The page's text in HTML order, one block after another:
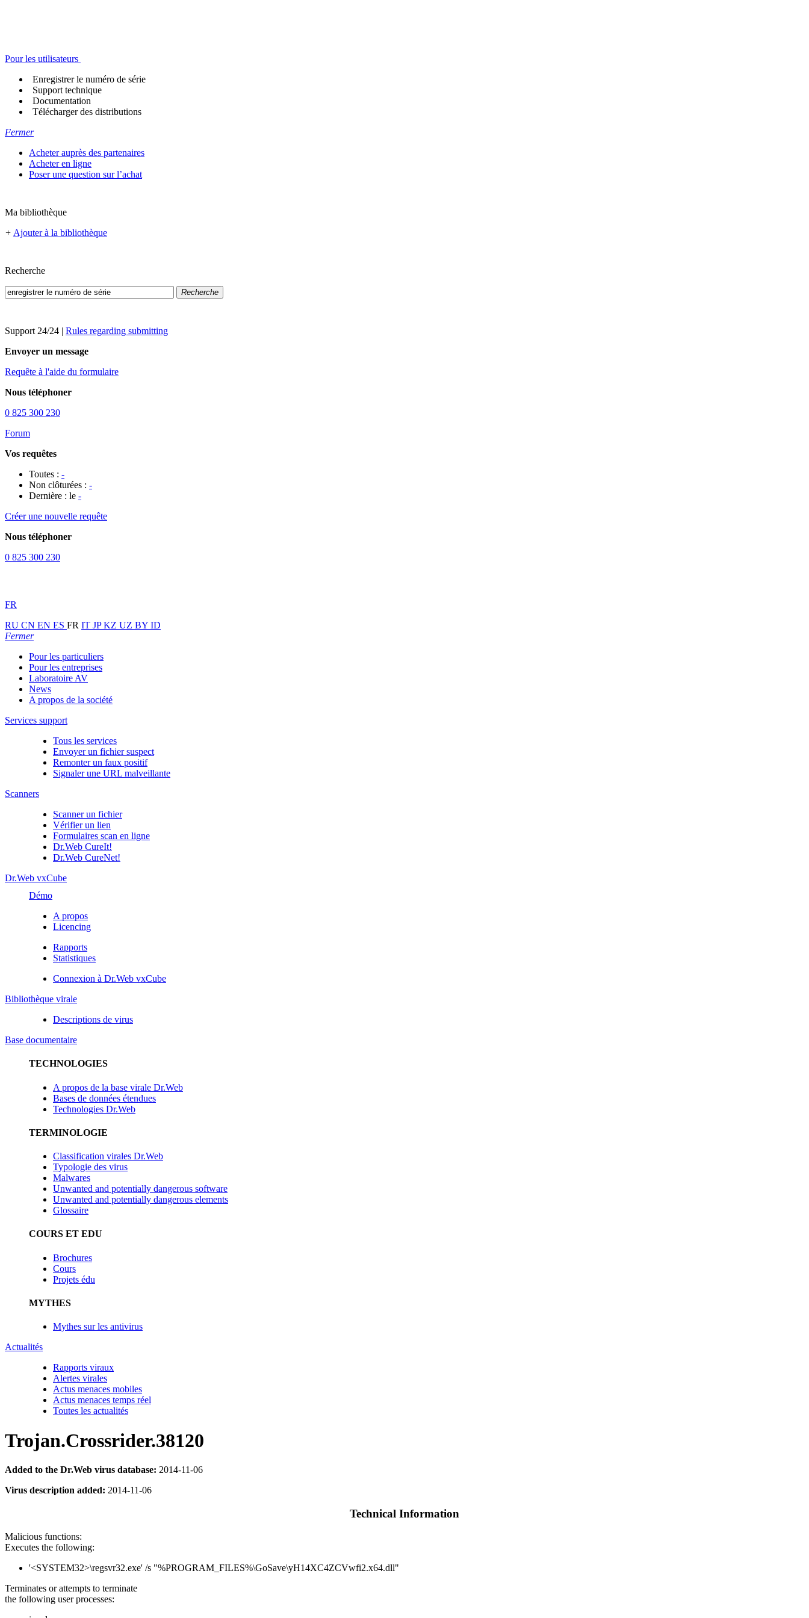
Pour les utilisateurs
Enregistrer le numéro de série
Support technique
Documentation
Télécharger des distributions
Fermer
Acheter auprès des partenaires
Acheter en ligne
Poser une question sur l’achat
Ma bibliothèque
+ Ajouter à la bibliothèque
Recherche
Recherche
Support 24/24 | Rules regarding submitting
Envoyer un message
Requête à l'aide du formulaire
Nous téléphoner
0 825 300 230
Forum
Vos requêtes
Toutes : -
Non clôturées : -
Dernière : le -
Créer une nouvelle requête
Nous téléphoner
0 825 300 230
FR
RU CN EN ES FR IT JPKZ UZ BY ID
Fermer
Pour les particuliers
Pour les entreprises
Laboratoire AV
News
A propos de la société
Services support
Tous les services
Envoyer un fichier suspect
Remonter un faux positif
Signaler une URL malveillante
Scanners
Scanner un fichier
Vérifier un lien
Formulaires scan en ligne
Dr.Web CureIt!
Dr.Web CureNet!
Dr.Web vxCube
Démo
A propos
Licencing
Rapports
Statistiques
Connexion à Dr.Web vxCube
Bibliothèque virale
Descriptions de virus
Base documentaire
TECHNOLOGIES
A propos de la base virale Dr.Web
Bases de données étendues
Technologies Dr.Web
TERMINOLOGIE
Classification virales Dr.Web
Typologie des virus
Malwares
Unwanted and potentially dangerous software
Unwanted and potentially dangerous elements
Glossaire
COURS ET EDU
Brochures
Cours
Projets édu
MYTHES
Mythes sur les antivirus
Actualités
Rapports viraux
Alertes virales
Actus menaces mobiles
Actus menaces temps réel
Toutes les actualités
Trojan.Crossrider.38120
Added to the Dr.Web virus database: 2014-11-06
Virus description added: 2014-11-06
Technical Information
Malicious functions:
Executes the following:
'<SYSTEM32>\regsvr32.exe' /s "%PROGRAM_FILES%\GoSave\yH14XC4ZCVwfi2.x64.dll"
Terminates or attempts to terminate
the following user processes: